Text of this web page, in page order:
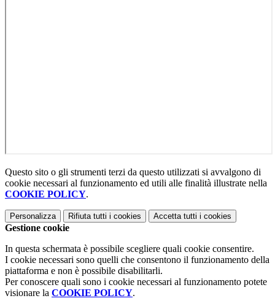
Questo sito o gli strumenti terzi da questo utilizzati si avvalgono di
cookie necessari al funzionamento ed utili alle finalità illustrate nella
COOKIE POLICY.
Personalizza Rifiuta tutti i cookies Accetta tutti i cookies
Gestione cookie
In questa schermata è possibile scegliere quali cookie consentire.
I cookie necessari sono quelli che consentono il funzionamento della
piattaforma e non è possibile disabilitarli.
Per conoscere quali sono i cookie necessari al funzionamento potete
visionare la COOKIE POLICY.